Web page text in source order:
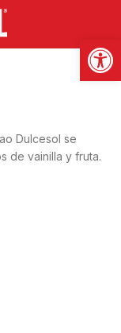
Dulcesol se
de vainilla y fruta.